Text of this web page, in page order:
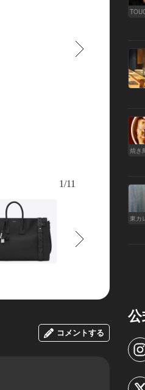
「サック・ド・ジュール・スープ
1/11
コメントする